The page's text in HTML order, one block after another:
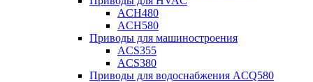
ACH480
ACH580
Приводы для машиностроения
ACS355
ACS380
Приводы для водоснабжения ACQ580